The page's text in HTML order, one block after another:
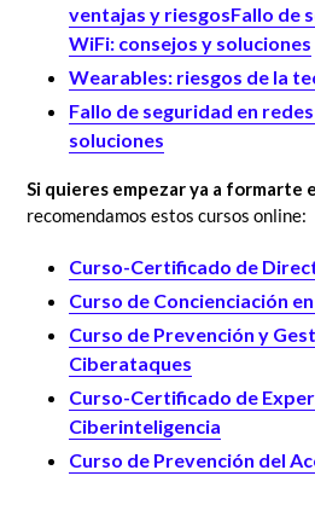
ventajas y riesgosFallo de
WiFi: consejos y soluciones
Wearables: riesgos de la
Fallo de seguridad en
soluciones
Si quieres empezar ya a formarte
recomendamos estos cursos online:
Curso-Certificado de
Curso de Concienciación
Curso de Prevención y
Ciberataques
Curso-Certificado de
Ciberinteligencia
Curso de Prevención del